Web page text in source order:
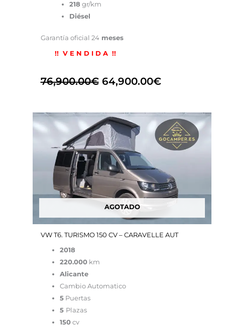
218 gr/km
Diésel
Garantía oficial 24meses
!! V E N D I D A !!
76,900.00€ 64,900.00€
AGOTADO
VW T6. TURISMO 150 CV – CARAVELLE AUT
2018
220.000km
Alicante
Cambio Automatico
5Puertas
5 Plazas
150cv
El
precio
original
era:
54,900.00€.
El
precio
actual
29,900.00€.